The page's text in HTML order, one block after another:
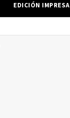
EDICIÓN IMPRESA